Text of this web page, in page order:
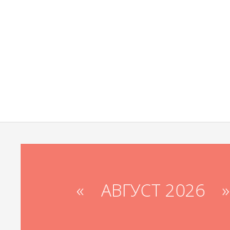
« АВГУСТ 2026 »